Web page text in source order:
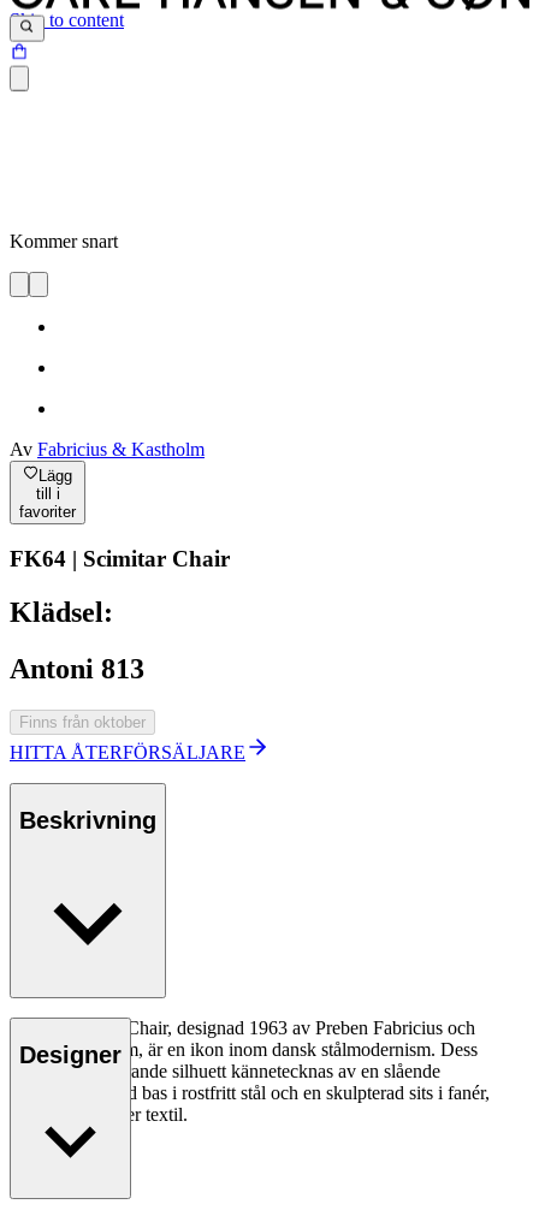
Skip to content
Kommer snart
Av Fabricius & Kastholm
Lägg
till i
favoriter
FK64 | Scimitar Chair
Klädsel:
Antoni 813
Finns från oktober
HITTA ÅTERFÖRSÄLJARE
Beskrivning
FK64 Scimitar Chair, designad 1963 av Preben Fabricius och
Jørgen Kastholm, är en ikon inom dansk stålmodernism. Dess
visuellt imponerande silhuett kännetecknas av en slående
halvmåneformad bas i rostfritt stål och en skulpterad sits i fanér,
klädd i läder eller textil.
Läs mer
Designer